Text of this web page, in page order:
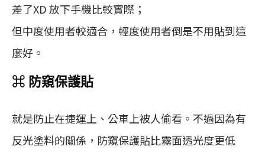
差了XD 放下手機比較實際；
但中度使用者較適合，輕度使用者倒是不用貼到這
麼好。
⌘ 防窺保護貼
就是防止在捷運上、公車上被人偷看。不過因為有
反光塗料的關係，防窺保護貼比霧面透光度更低